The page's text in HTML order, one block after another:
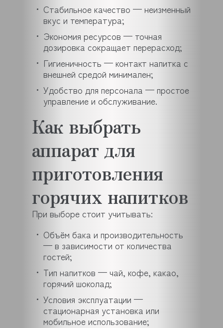
Стабильное качество — неизменный
вкус и температура;
Экономия ресурсов — точная
дозировка сокращает перерасход;
Гигиеничность — контакт напитка с
внешней средой минимален;
Удобство для персонала — простое
управление и обслуживание.
Как выбрать
аппарат для
приготовления
горячих напитков
При выборе стоит учитывать:
Объём бака и производительность
— в зависимости от количества
гостей;
Тип напитков — чай, кофе, какао,
горячий шоколад;
Условия эксплуатации —
стационарная установка или
мобильное использование;